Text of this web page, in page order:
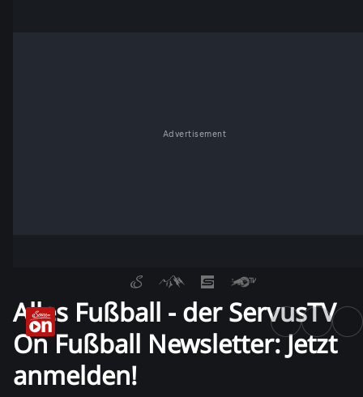
Advertisement
Alles Fußball - der ServusTV
On Fußball Newsletter: Jetzt
anmelden!